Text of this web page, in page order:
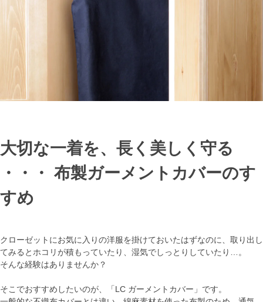
大切な一着を、長く美しく守る
・・・ 布製ガーメントカバーのす
すめ
クローゼットにお気に入りの洋服を掛けておいたはずなのに、取り出し
てみるとホコリが積もっていたり、湿気でしっとりしていたり…。
そんな経験はありませんか？
そこでおすすめしたいのが、「LC ガーメントカバー」です。